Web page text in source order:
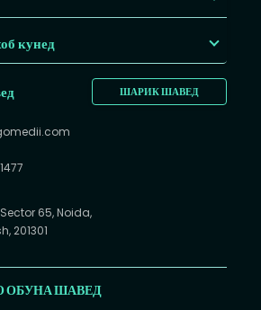
кунед
ШАРИК ШАВЕД
65, Noida,
201301
ОБУНА ШАВЕД